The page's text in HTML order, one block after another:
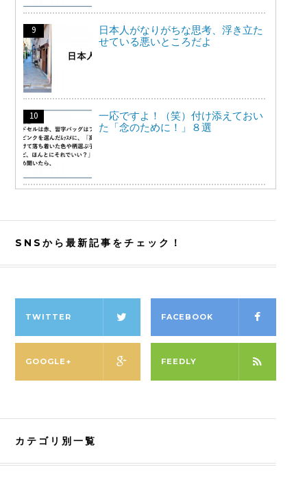
日本人がなりがちな思考、浮き立た
せている悪いところだよ
一応ですよ！（笑）付け添えておい
た「念のために！」８選
SNSから最新記事をチェック！
TWITTER FACEBOOK
GOOGLE+ FEEDLY
カテゴリ別一覧